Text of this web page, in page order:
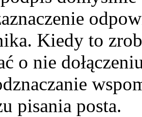
Kiedy to
o nie
pisania posta.